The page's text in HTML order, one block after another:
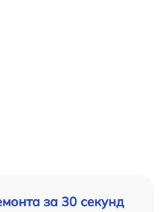
за 30 секунд